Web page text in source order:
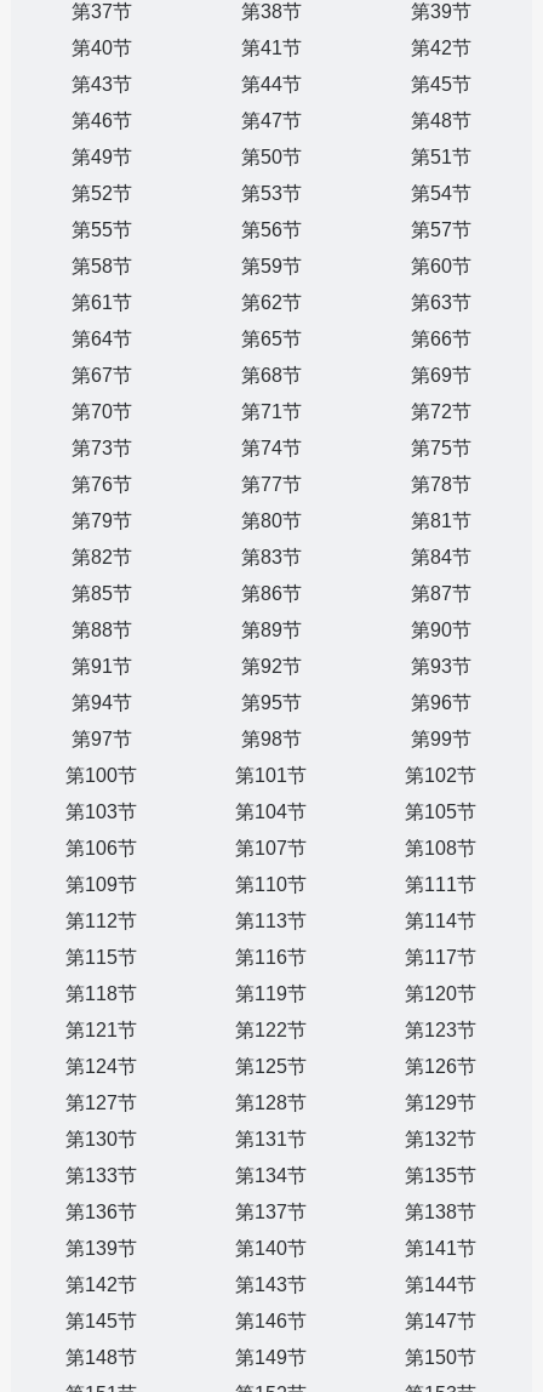
第37节
第38节
第39节
第40节
第41节
第42节
第43节
第44节
第45节
第46节
第47节
第48节
第49节
第50节
第51节
第52节
第53节
第54节
第55节
第56节
第57节
第58节
第59节
第60节
第61节
第62节
第63节
第64节
第65节
第66节
第67节
第68节
第69节
第70节
第71节
第72节
第73节
第74节
第75节
第76节
第77节
第78节
第79节
第80节
第81节
第82节
第83节
第84节
第85节
第86节
第87节
第88节
第89节
第90节
第91节
第92节
第93节
第94节
第95节
第96节
第97节
第98节
第99节
第100节
第101节
第102节
第103节
第104节
第105节
第106节
第107节
第108节
第109节
第110节
第111节
第112节
第113节
第114节
第115节
第116节
第117节
第118节
第119节
第120节
第121节
第122节
第123节
第124节
第125节
第126节
第127节
第128节
第129节
第130节
第131节
第132节
第133节
第134节
第135节
第136节
第137节
第138节
第139节
第140节
第141节
第142节
第143节
第144节
第145节
第146节
第147节
第148节
第149节
第150节